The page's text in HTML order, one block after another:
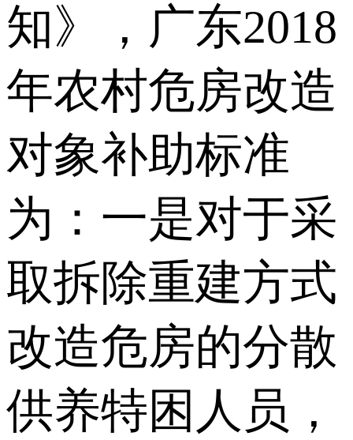
知》，广东2018
年农村危房改造
对象补助标准
为：一是对于采
取拆除重建方式
改造危房的分散
供养特困人员，